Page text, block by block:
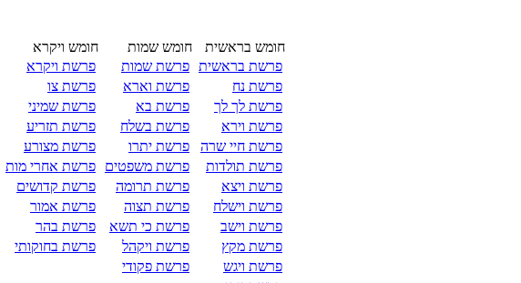
חומש בראשית
פרשת בראשית
פרשת נח
פרשת לך לך
פרשת וירא
פרשת חיי שרה
פרשת תולדות
פרשת ויצא
פרשת וישלח
פרשת וישב
פרשת מקץ
פרשת ויגש
חומש שמות
פרשת שמות
פרשת וארא
פרשת בא
פרשת בשלח
פרשת יתרו
פרשת משפטים
פרשת תרומה
פרשת תצוה
פרשת כי תשא
פרשת ויקהל
פרשת פקודי
חומש ויקרא
פרשת ויקרא
פרשת צו
פרשת שמיני
פרשת תזריע
פרשת מצורע
פרשת אחרי מות
פרשת קדושים
פרשת אמור
פרשת בהר
פרשת בחוקותי